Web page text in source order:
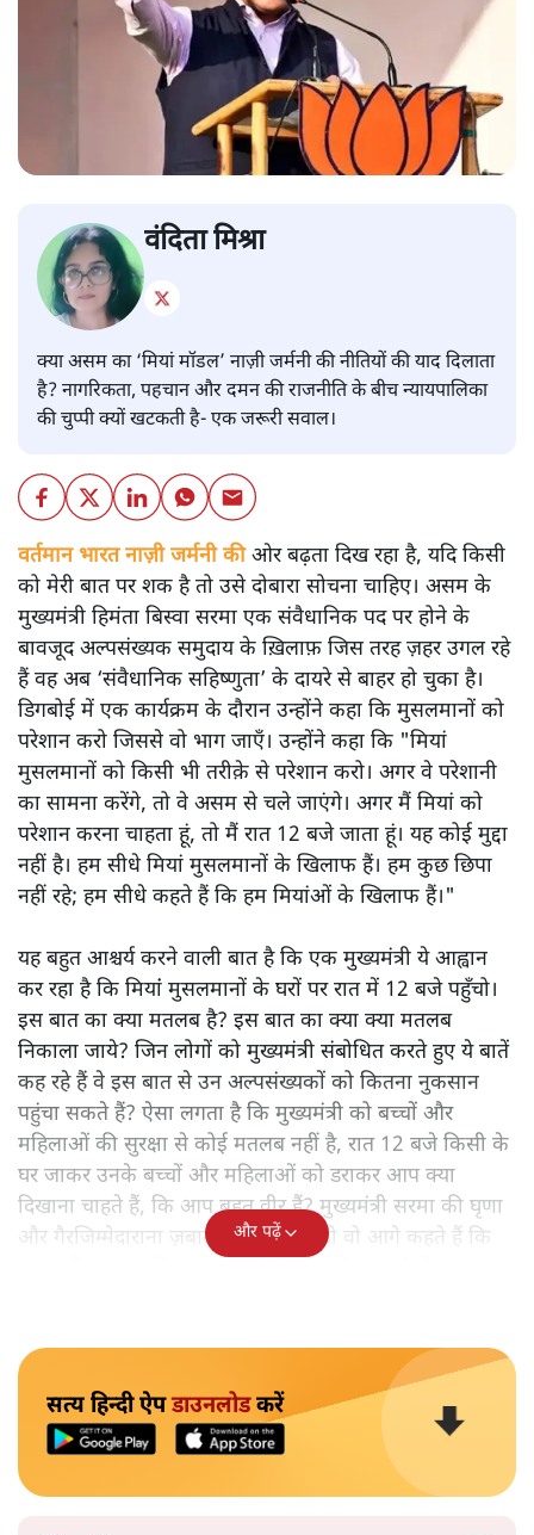
वंदिता मिश्रा
क्या असम का ‘मियां मॉडल’ नाज़ी जर्मनी की नीतियों की याद दिलाता
है? नागरिकता, पहचान और दमन की राजनीति के बीच न्यायपालिका
की चुप्पी क्यों खटकती है- एक जरूरी सवाल।
वर्तमान भारत नाज़ी जर्मनी कीओर बढ़ता दिख रहा है, यदि किसी
को मेरी बात पर शक है तो उसे दोबारा सोचना चाहिए। असम के
मुख्यमंत्री हिमंता बिस्वा सरमा एक संवैधानिक पद पर होने के
बावजूद अल्पसंख्यक समुदाय के ख़िलाफ़ जिस तरह ज़हर उगल रहे
हैं वह अब ‘संवैधानिक सहिष्णुता’ के दायरे से बाहर हो चुका है।
डिगबोई में एक कार्यक्रम के दौरान उन्होंने कहा कि मुसलमानों को
परेशान करो जिससे वो भाग जाएँ। उन्होंने कहा कि "मियां
मुसलमानों को किसी भी तरीक़े से परेशान करो। अगर वे परेशानी
का सामना करेंगे, तो वे असम से चले जाएंगे। अगर मैं मियां को
परेशान करना चाहता हूं, तो मैं रात 12 बजे जाता हूं। यह कोई मुद्दा
नहीं है। हम सीधे मियां मुसलमानों के खिलाफ हैं। हम कुछ छिपा
नहीं रहे; हम सीधे कहते हैं कि हम मियांओं के खिलाफ हैं।"
यह बहुत आश्चर्य करने वाली बात है कि एक मुख्यमंत्री ये आह्वान
कर रहा है कि मियांं मुसलमानों के घरों पर रात में 12 बजे पहुँचो।
इस बात का क्या मतलब है? इस बात का क्या क्या मतलब
निकाला जाये? जिन लोगों को मुख्यमंत्री संबोधित करते हुए ये बातें
कह रहे हैं वे इस बात से उन अल्पसंख्यकों को कितना नुकसान
पहुंचा सकते हैं? ऐसा लगता है कि मुख्यमंत्री को बच्चों और
महिलाओं की सुरक्षा से कोई मतलब नहीं है, रात 12 बजे किसी के
घर जाकर उनके बच्चों और महिलाओं को डराकर आप क्या
दिखाना चाहते हैं, कि आप बहुत वीर हैं? मुख्यमंत्री सरमा की घृणा
और गैरजिम्मेदाराना ज़बान यहीं नहीं रुकती वो आगे कहते हैं कि
और पढ़ें
सत्य हिन्दी ऐपडाउनलोडकरें